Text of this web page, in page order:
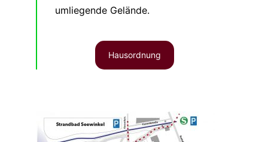
umliegende Gelände.
Hausordnung